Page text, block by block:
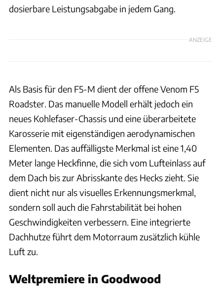
dosierbare Leistungsabgabe in jedem Gang.
ANZEIGE
Als Basis für den F5-M dient der offene Venom F5
Roadster. Das manuelle Modell erhält jedoch ein
neues Kohlefaser-Chassis und eine überarbeitete
Karosserie mit eigenständigen aerodynamischen
Elementen. Das auffälligste Merkmal ist eine 1,40
Meter lange Heckfinne, die sich vom Lufteinlass auf
dem Dach bis zur Abrisskante des Hecks zieht. Sie
dient nicht nur als visuelles Erkennungsmerkmal,
sondern soll auch die Fahrstabilität bei hohen
Geschwindigkeiten verbessern. Eine integrierte
Dachhutze führt dem Motorraum zusätzlich kühle
Luft zu.
Weltpremiere in Goodwood